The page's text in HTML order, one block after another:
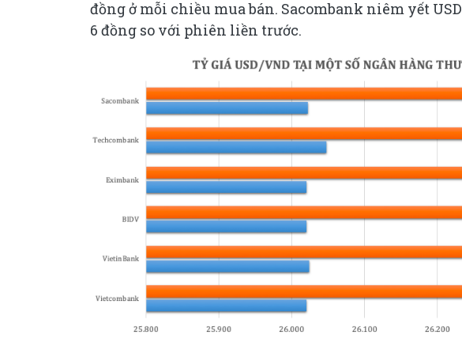
đồng ở mỗi chiều mua bán. Sacombank niêm yết
6 đồng so với phiên liền trước.